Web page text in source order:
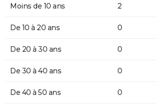
Moins de 10 ans 2
De 10 à 20 ans 0
De 20 à 30 ans 0
De 30 à 40 ans 0
De 40 à 50 ans 0